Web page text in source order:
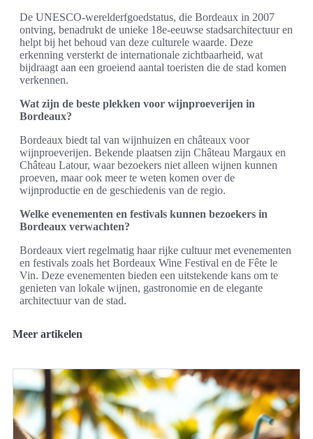
De UNESCO-werelderfgoedstatus, die Bordeaux in 2007
ontving, benadrukt de unieke 18e-eeuwse stadsarchitectuur en
helpt bij het behoud van deze culturele waarde. Deze
erkenning versterkt de internationale zichtbaarheid, wat
bijdraagt aan een groeiend aantal toeristen die de stad komen
verkennen.
Wat zijn de beste plekken voor wijnproeverijen in
Bordeaux?
Bordeaux biedt tal van wijnhuizen en châteaux voor
wijnproeverijen. Bekende plaatsen zijn Château Margaux en
Château Latour, waar bezoekers niet alleen wijnen kunnen
proeven, maar ook meer te weten komen over de
wijnproductie en de geschiedenis van de regio.
Welke evenementen en festivals kunnen bezoekers in
Bordeaux verwachten?
Bordeaux viert regelmatig haar rijke cultuur met evenementen
en festivals zoals het Bordeaux Wine Festival en de Fête le
Vin. Deze evenementen bieden een uitstekende kans om te
genieten van lokale wijnen, gastronomie en de elegante
architectuur van de stad.
Meer artikelen